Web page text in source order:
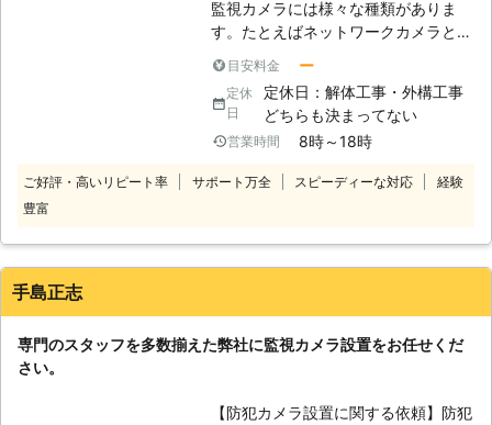
監視カメラには様々な種類がありま
す。たとえばネットワークカメラとい
操作が出来て映像が確認出来る、この
時代に合ったものがあります。 また
暗いところでも撮影が可能な赤外線カ
メラや店舗、オフィス等の天井に設置
可能なドームカメラ、LANケーブルが
なくても設置出来るワイヤレスカメ
つきましては、何なりとご相談下さ
目安料金 ー
定休
日
定休日：解体工事・外構工事
どちらも決まってない
営業時間 8時～18時
ご好評・高いリピート率 サポート万全 スピーディーな対応
経験
豊富
手島正志
専門のスタッフを多数揃えた弊社に監視カメラ設置をお任せくだ
さい。
【防犯カメラ設置に関する依頼】防犯